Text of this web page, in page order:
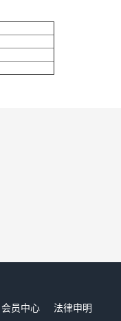
会员中心
法律申明